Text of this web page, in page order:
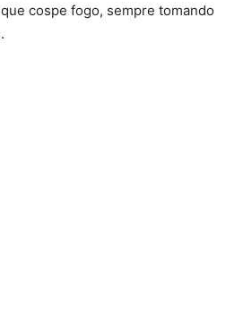
cospe fogo, sempre tomando